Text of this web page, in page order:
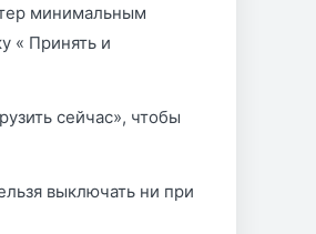
минимальным
« Принять и
сейчас», чтобы
выключать ни при